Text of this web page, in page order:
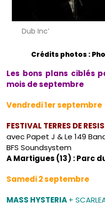
Dub Inc’
Crédits photos :
Les bons plans ciblés
mois de septembre
Vendredi 1er septembre
FESTIVAL TERRES DE
avec Papet J & Le 149
BFS Soundsystem
A Martigues (13) : Parc
Samedi 2 septembre
MASS HYSTERIA+